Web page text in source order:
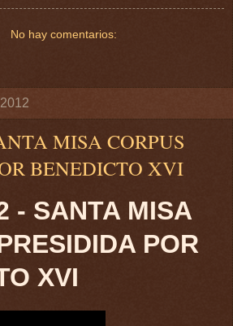
No hay comentarios:
MISA CORPUS
BENEDICTO XVI
- SANTA MISA
POR
XVI